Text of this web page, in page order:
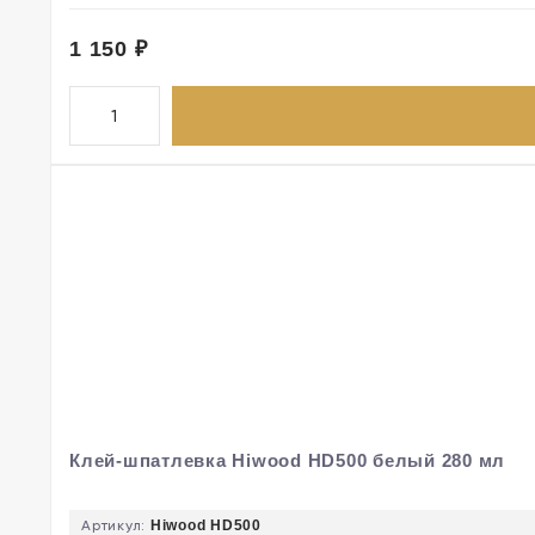
1 150 ₽
Клей-шпатлевка Hiwood HD500 белый 280 мл
Артикул: Hiwood HD500